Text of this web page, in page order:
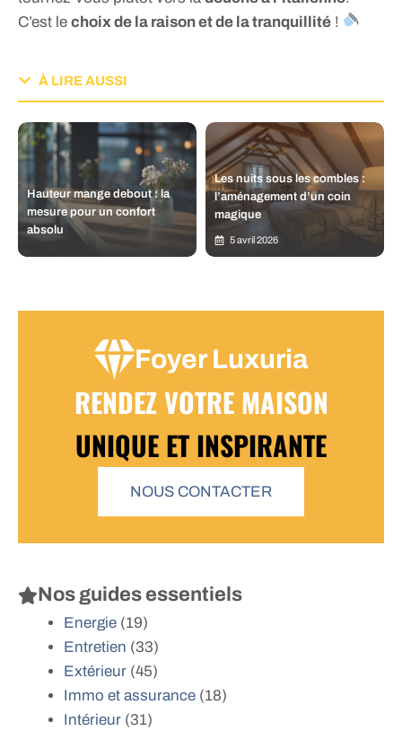
C’est le choix de la raison et de la tranquillité !
À LIRE AUSSI
Hauteur mange debout : la
mesure pour un confort
absolu
Les nuits sous les combles :
l’aménagement d’un coin
magique
5 avril 2026
Foyer Luxuria
RENDEZ VOTRE MAISON
UNIQUE ET INSPIRANTE
NOUS CONTACTER
Nos guides essentiels
Energie (19)
Entretien (33)
Extérieur (45)
Immo et assurance (18)
Intérieur (31)